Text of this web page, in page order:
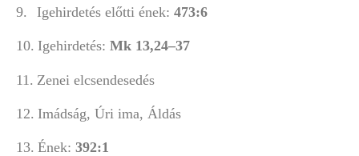
9. Igehirdetés előtti ének: 473:6
10. Igehirdetés: Mk
11. Zenei elcsendesedés
12. Imádság, Úri ima, Áldás
13. Ének: 392:1